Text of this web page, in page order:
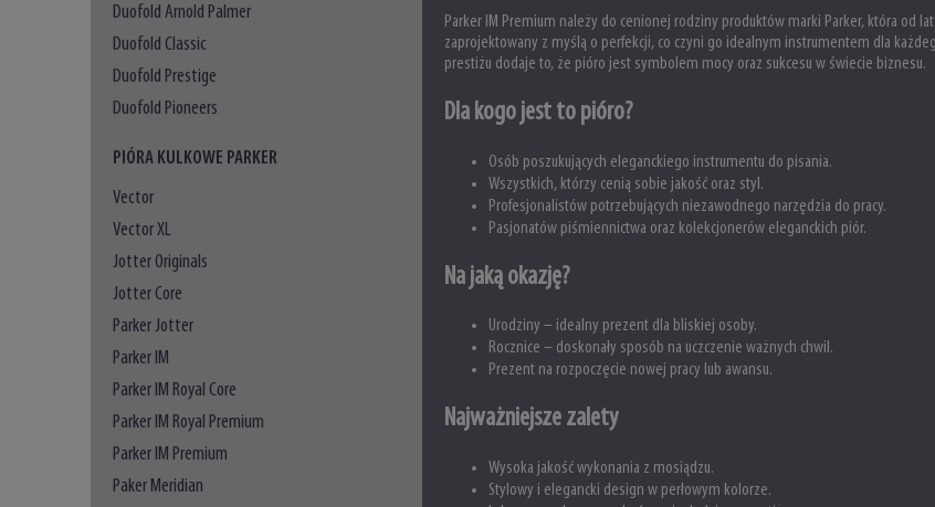
Duofold Arnold Palmer
Duofold Classic
Duofold Prestige
Duofold Pioneers
PIÓRA KULKOWE PARKER
Vector
Vector XL
Jotter Originals
Jotter Core
Parker Jotter
Parker IM
Parker IM Royal Core
Parker IM Royal Premium
Parker IM Premium
Paker Meridian
Parker IM Premium należy do cenionej rodziny produktów marki Parker, która od
zaprojektowany z myślą o perfekcji, co czyni go idealnym instrumentem dla
prestiżu dodaje to, że pióro jest symbolem mocy oraz sukcesu w świecie biznesu.
Dla kogo jest to pióro?
Osób poszukujących eleganckiego instrumentu do pisania.
Wszystkich, którzy cenią sobie jakość oraz styl.
Profesjonalistów potrzebujących niezawodnego narzędzia do pracy.
Pasjonatów piśmiennictwa oraz kolekcjonerów eleganckich piór.
Na jaką okazję?
Urodziny – idealny prezent dla bliskiej osoby.
Rocznice – doskonały sposób na uczczenie ważnych chwil.
Prezent na rozpoczęcie nowej pracy lub awansu.
Najważniejsze zalety
Wysoka jakość wykonania z mosiądzu.
Stylowy i elegancki design w perłowym kolorze.